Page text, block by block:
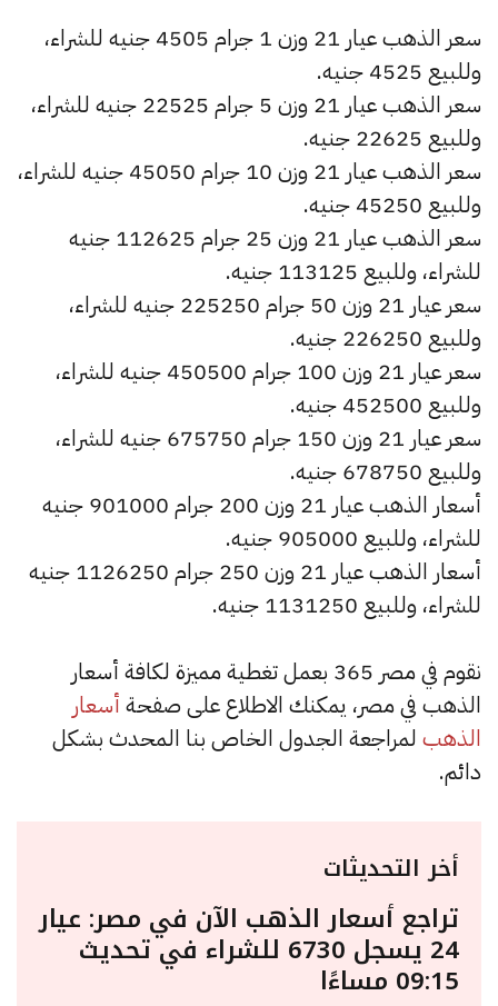
سعر الذهب عيار 21 وزن 1 جرام 4505 جنيه للشراء،
وللبيع 4525 جنيه.
سعر الذهب عيار 21 وزن 5 جرام 22525 جنيه للشراء،
وللبيع 22625 جنيه.
سعر الذهب عيار 21 وزن 10 جرام 45050 جنيه للشراء،
وللبيع 45250 جنيه.
سعر الذهب عيار 21 وزن 25 جرام 112625 جنيه
للشراء، وللبيع 113125 جنيه.
سعر عيار 21 وزن 50 جرام 225250 جنيه للشراء،
وللبيع 226250 جنيه.
سعر عيار 21 وزن 100 جرام 450500 جنيه للشراء،
وللبيع 452500 جنيه.
سعر عيار 21 وزن 150 جرام 675750 جنيه للشراء،
وللبيع 678750 جنيه.
أسعار الذهب عيار 21 وزن 200 جرام 901000 جنيه
للشراء، وللبيع 905000 جنيه.
أسعار الذهب عيار 21 وزن 250 جرام 1126250 جنيه
للشراء، وللبيع 1131250 جنيه.
نقوم في مصر 365 بعمل تغطية مميزة لكافة أسعار
الذهب في مصر، يمكنك الاطلاع على صفحة أسعار
الذهب لمراجعة الجدول الخاص بنا المحدث بشكل
دائم.
أخر التحديثات
تراجع أسعار الذهب الآن في مصر: عيار
24 يسجل 6730 للشراء في تحديث
09:15 مساءًا